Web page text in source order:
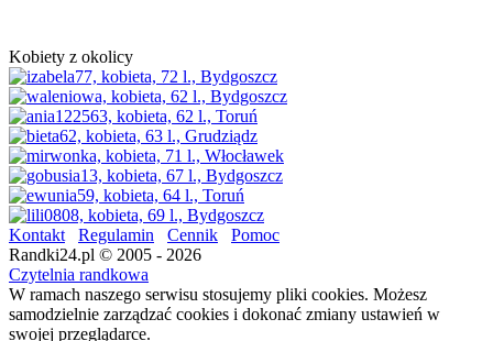
Kobiety z okolicy
Kontakt Regulamin Cennik
Pomoc
Randki24.pl © 2005 - 2026
Czytelnia randkowa
W ramach naszego serwisu stosujemy pliki cookies. Możesz
samodzielnie zarządzać cookies i dokonać zmiany ustawień w
swojej przeglądarce.